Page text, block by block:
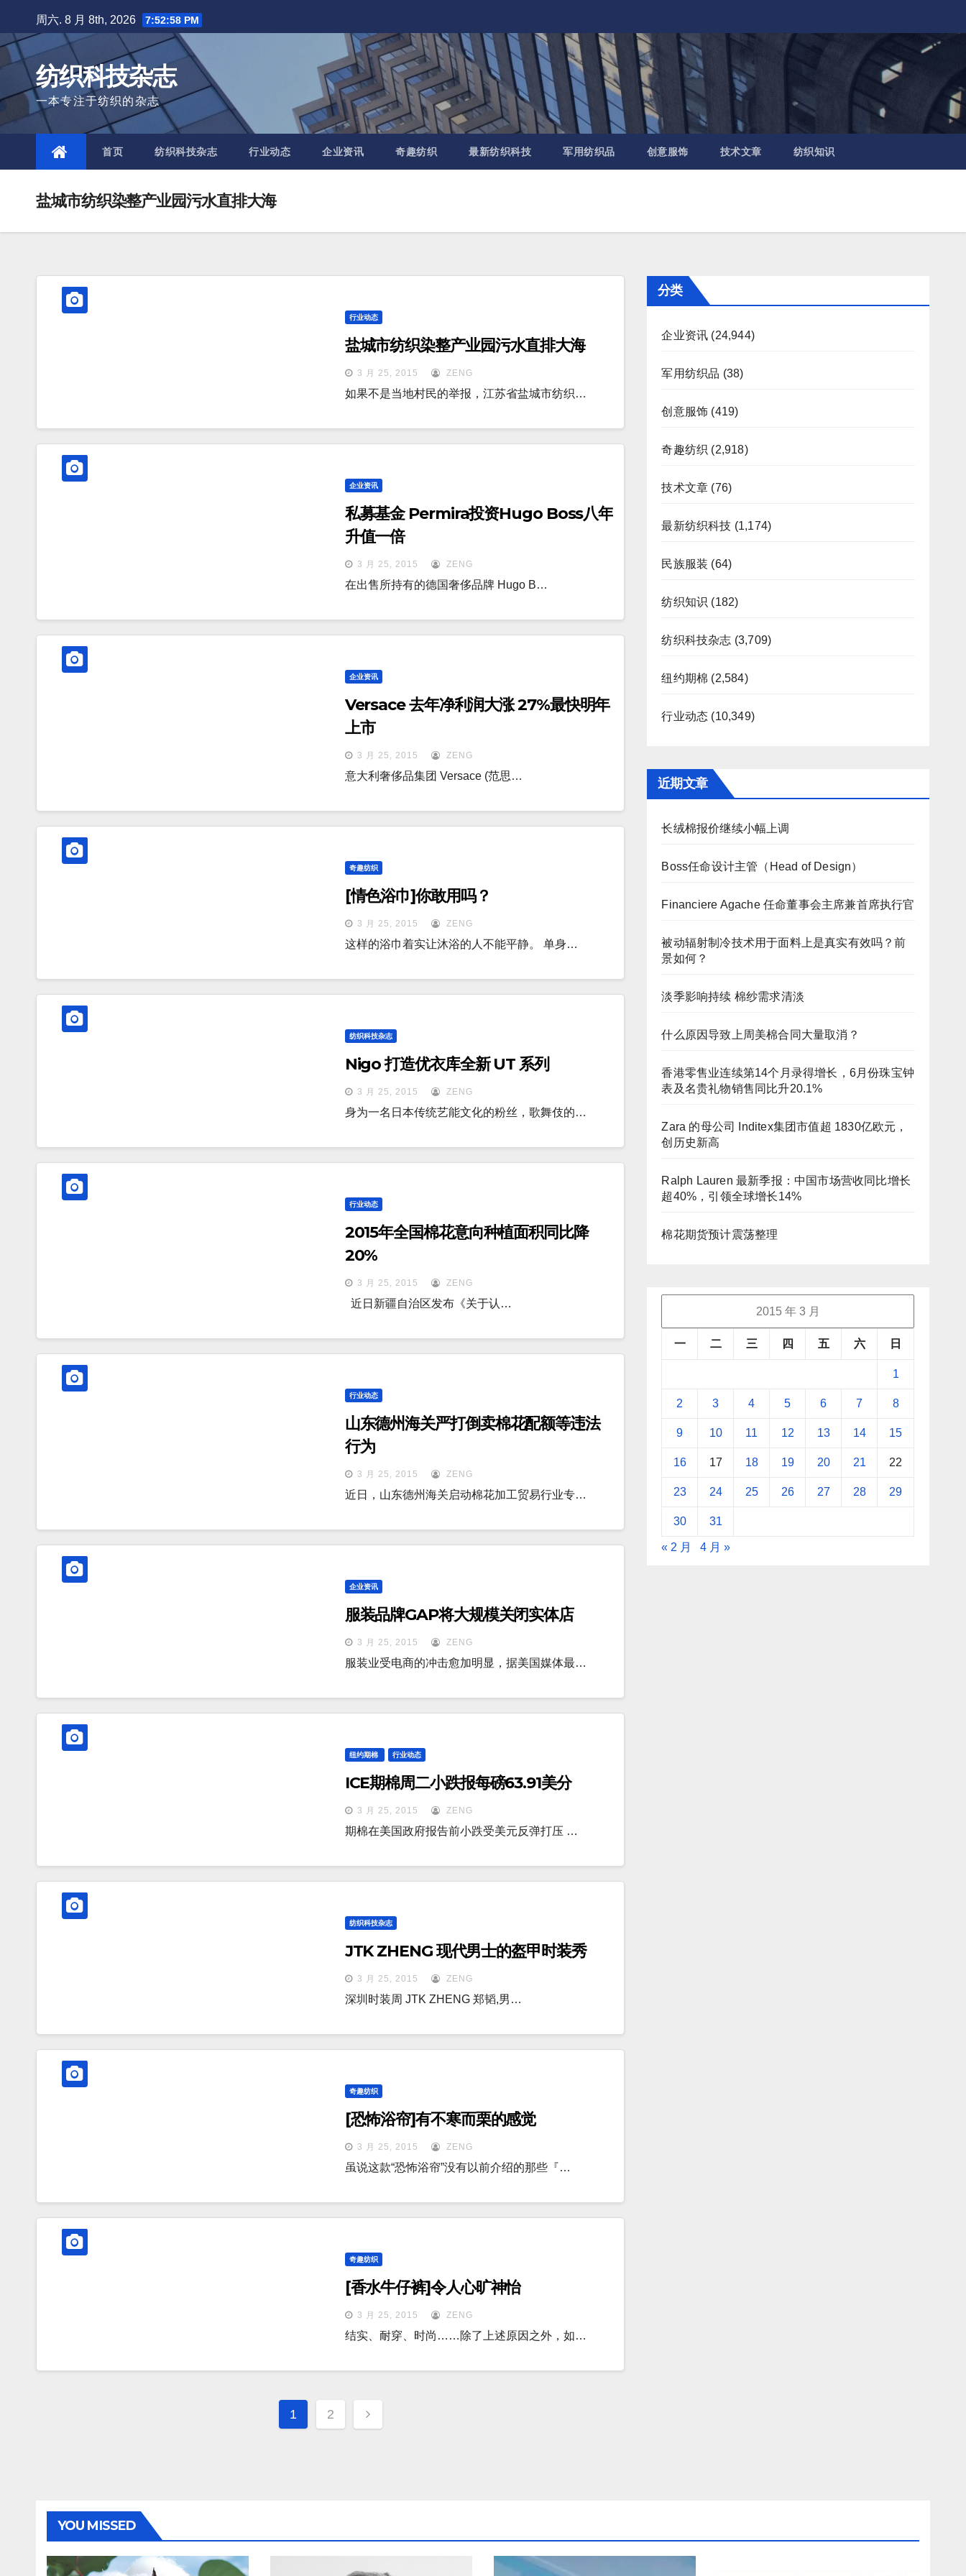
to
content
周六. 8 月 8th, 2026 7:52:59 PM
纺织科技杂志
一本专注于纺织的杂志
首页 纺织科技杂志 行业动态 企业资讯 奇趣纺织 最新纺织科技 军用纺织品 创意服饰 技术文章 纺织知识
盐城市纺织染整产业园污水直排大海
行业动态
盐城市纺织染整产业园污水直排大海
3 月 25, 2015 ZENG
如果不是当地村民的举报，江苏省盐城市纺织…
企业资讯
私募基金 Permira投资Hugo Boss八年
升值一倍
3 月 25, 2015 ZENG
在出售所持有的德国奢侈品牌 Hugo B…
企业资讯
Versace 去年净利润大涨 27%最快明年
上市
3 月 25, 2015 ZENG
意大利奢侈品集团 Versace (范思…
奇趣纺织
[情色浴巾]你敢用吗？
3 月 25, 2015 ZENG
这样的浴巾着实让沐浴的人不能平静。 单身…
纺织科技杂志
Nigo 打造优衣库全新 UT 系列
3 月 25, 2015 ZENG
身为一名日本传统艺能文化的粉丝，歌舞伎的…
行业动态
2015年全国棉花意向种植面积同比降
20%
3 月 25, 2015 ZENG
近日新疆自治区发布《关于认…
行业动态
山东德州海关严打倒卖棉花配额等违法
行为
3 月 25, 2015 ZENG
近日，山东德州海关启动棉花加工贸易行业专…
企业资讯
服装品牌GAP将大规模关闭实体店
3 月 25, 2015 ZENG
服装业受电商的冲击愈加明显，据美国媒体最…
纽约期棉 行业动态
ICE期棉周二小跌报每磅63.91美分
3 月 25, 2015 ZENG
期棉在美国政府报告前小跌受美元反弹打压 …
纺织科技杂志
JTK ZHENG 现代男士的盔甲时装秀
3 月 25, 2015 ZENG
深圳时装周 JTK ZHENG 郑韬,男…
奇趣纺织
[恐怖浴帘]有不寒而栗的感觉
3 月 25, 2015 ZENG
虽说这款“恐怖浴帘”没有以前介绍的那些『…
奇趣纺织
[香水牛仔裤]令人心旷神怡
3 月 25, 2015 ZENG
结实、耐穿、时尚……除了上述原因之外，如…
文
章
1 2
分类
企业资讯 (24,944)
军用纺织品 (38)
创意服饰 (419)
奇趣纺织 (2,918)
技术文章 (76)
最新纺织科技 (1,174)
民族服装 (64)
纺织知识 (182)
纺织科技杂志 (3,709)
纽约期棉 (2,584)
行业动态 (10,349)
近期文章
长绒棉报价继续小幅上调
Boss任命设计主管（Head of Design）
Financiere Agache 任命董事会主席兼首席执行官
被动辐射制冷技术用于面料上是真实有效吗？前
景如何？
淡季影响持续 棉纱需求清淡
什么原因导致上周美棉合同大量取消？
香港零售业连续第14个月录得增长，6月份珠宝钟
表及名贵礼物销售同比升20.1%
Zara 的母公司 Inditex集团市值超 1830亿欧元，
创历史新高
Ralph Lauren 最新季报：中国市场营收同比增长
超40%，引领全球增长14%
棉花期货预计震荡整理
2015 年 3 月
一 二 三 四 五 六 日
1
2 3 4 5 6 7 8
9 10 11 12 13 14 15
16 17 18 19 20 21 22
23 24 25 26 27 28 29
30 31
« 2 月 4 月 »
YOU MISSED